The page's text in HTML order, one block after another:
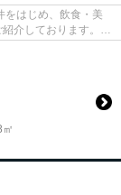
をはじめ、飲食・美
介しております。